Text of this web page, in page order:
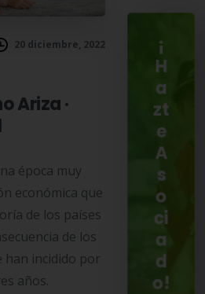
20 diciembre, 2022
Ariza ·
época muy
económica que
de los países
de los
han incidido por
años.
¡
H
a
zt
e
A
s
o
ci
a
d
o!